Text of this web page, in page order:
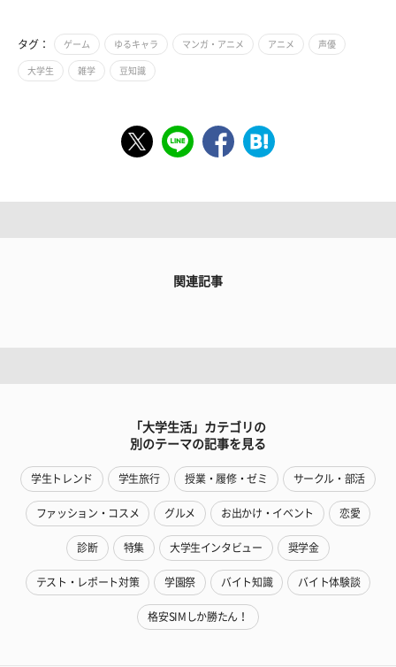
タグ： ゲーム ゆるキャラ マンガ・アニメ アニメ 声優
大学生 雑学 豆知識
関連記事
「大学生活」カテゴリの
別のテーマの記事を見る
学生トレンド 学生旅行 授業・履修・ゼミ サークル・部活
ファッション・コスメ グルメ お出かけ・イベント 恋愛
診断 特集 大学生インタビュー 奨学金
テスト・レポート対策 学園祭 バイト知識 バイト体験談
格安SIMしか勝たん！